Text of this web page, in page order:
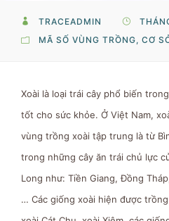
TRACEADMIN
MÃ SỐ VÙNG TRỒNG, CƠ
Xoài là loại trái cây phổ biến
tốt cho sức khỏe. Ở Việt Nam,
vùng trồng xoài tập trung là từ
trong những cây ăn trái chủ lực
Long như: Tiền Giang, Đồng
… Các giống xoài hiện được